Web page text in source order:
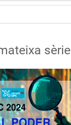
sèrie